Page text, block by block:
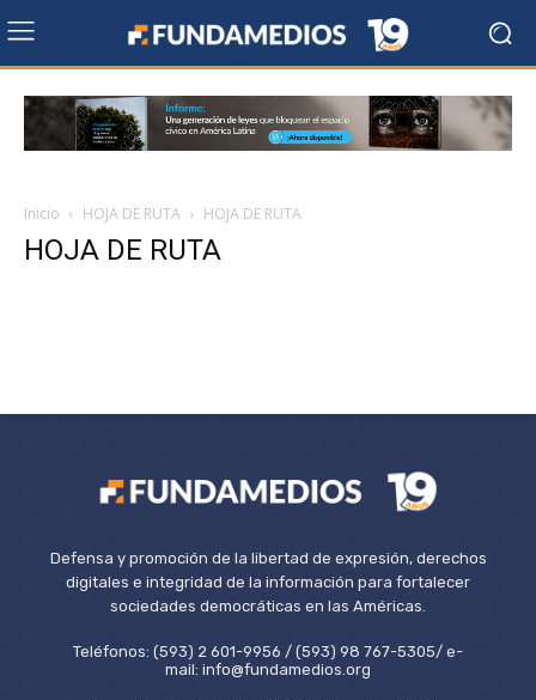
Inicio HOJA DE RUTA HOJA DE RUTA
HOJA DE RUTA
Defensa y promoción de la libertad de expresión, derechos
digitales e integridad de la información para fortalecer
sociedades democráticas en las Américas.
Teléfonos: (593) 2 601-9956 / (593) 98 767-5305/ e-
mail: info@fundamedios.org